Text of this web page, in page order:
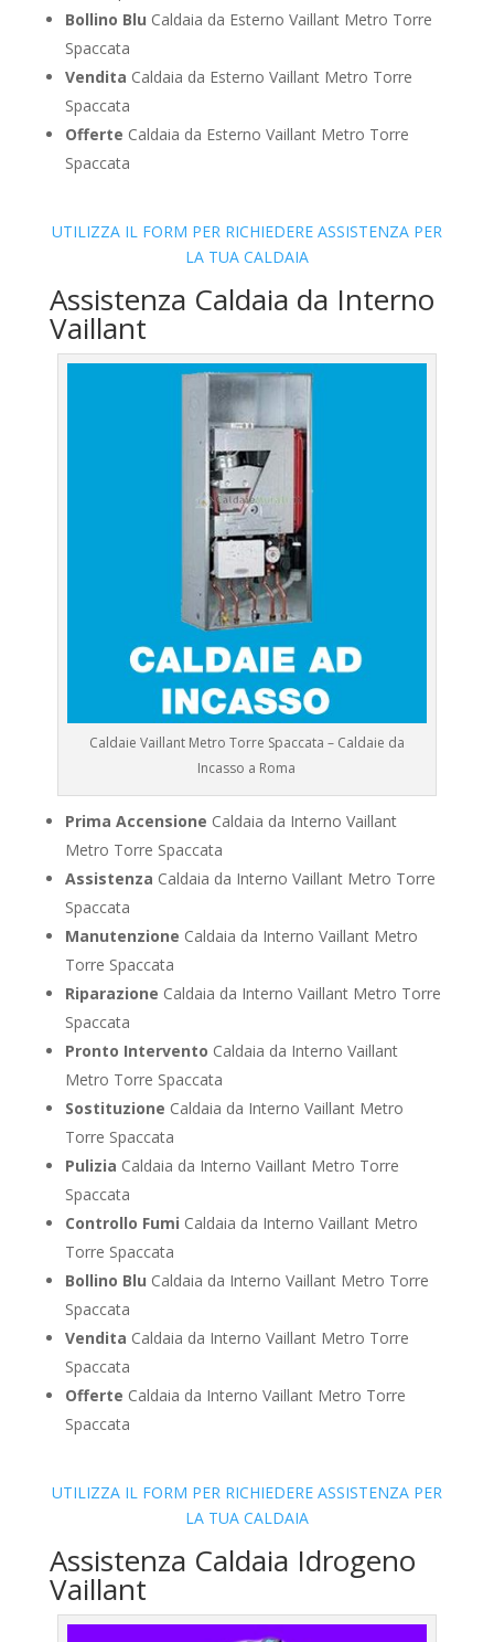
Bollino Blu Caldaia da Esterno Vaillant Metro Torre
Spaccata
Vendita Caldaia da Esterno Vaillant Metro Torre
Spaccata
Offerte Caldaia da Esterno Vaillant Metro Torre
Spaccata
UTILIZZA IL FORM PER RICHIEDERE ASSISTENZA PER
LA TUA CALDAIA
Assistenza Caldaia da Interno
Vaillant
Caldaie Vaillant Metro Torre Spaccata – Caldaie da
Incasso a Roma
Prima Accensione Caldaia da Interno Vaillant
Metro Torre Spaccata
Assistenza Caldaia da Interno Vaillant Metro Torre
Spaccata
Manutenzione Caldaia da Interno Vaillant Metro
Torre Spaccata
Riparazione Caldaia da Interno Vaillant Metro Torre
Spaccata
Pronto Intervento Caldaia da Interno Vaillant
Metro Torre Spaccata
Sostituzione Caldaia da Interno Vaillant Metro
Torre Spaccata
Pulizia Caldaia da Interno Vaillant Metro Torre
Spaccata
Controllo Fumi Caldaia da Interno Vaillant Metro
Torre Spaccata
Bollino Blu Caldaia da Interno Vaillant Metro Torre
Spaccata
Vendita Caldaia da Interno Vaillant Metro Torre
Spaccata
Offerte Caldaia da Interno Vaillant Metro Torre
Spaccata
UTILIZZA IL FORM PER RICHIEDERE ASSISTENZA PER
LA TUA CALDAIA
Assistenza Caldaia Idrogeno
Vaillant